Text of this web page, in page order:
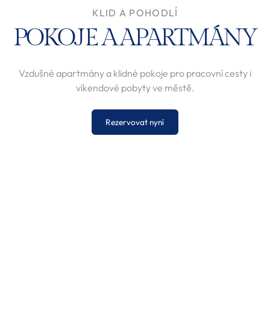
KLID A POHODLÍ
POKOJE A APARTMÁNY
Vzdušné apartmány a klidné pokoje pro pracovní cesty i
víkendové pobyty ve městě.
Rezervovat nyní